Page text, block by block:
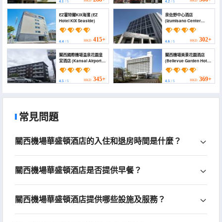
4.1 / 5 4.2/ 5
EZ霍特爾KIX海濱 (EZ
Hotel KIX Seaside)
4.4 / 5 HKD 415+
泉佐野中心酒店
(Izumisano Center
Hotel Kansai
International Airport)
4.6/ 5 HKD 302+
關西國際機場温泉花園皇
宮酒店 (Kansai Airport
Spa Hotel Garden
Palace)
4.5 / 5 HKD 345+
關西機場美景花園酒店
(Bellevue Garden Hotel
Kansai International
Airport)
4.5/ 5 HKD 369+
常見問題
關西機場華盛頓酒店的入住和退房時間是什麼？
關西機場華盛頓酒店是否提供早餐？
關西機場華盛頓酒店提供哪些設施及服務？